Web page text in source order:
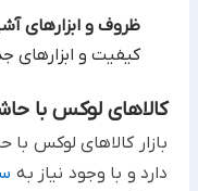
ظروف و ابزارهای
کیفیت و ابزارهای
کالاهای لوکس با
بازار کالاهای لوکس
دارد و با وجود نیاز به